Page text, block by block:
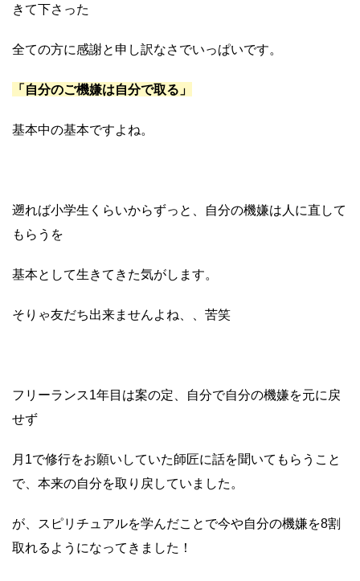
きて下さった
全ての方に感謝と申し訳なさでいっぱいです。
「自分のご機嫌は自分で取る」
基本中の基本ですよね。
遡れば小学生くらいからずっと、自分の機嫌は人に直して
もらうを
基本として生きてきた気がします。
そりゃ友だち出来ませんよね、、苦笑
フリーランス1年目は案の定、自分で自分の機嫌を元に戻
せず
月1で修行をお願いしていた師匠に話を聞いてもらうこと
で、本来の自分を取り戻していました。
が、スピリチュアルを学んだことで今や自分の機嫌を8割
取れるようになってきました！